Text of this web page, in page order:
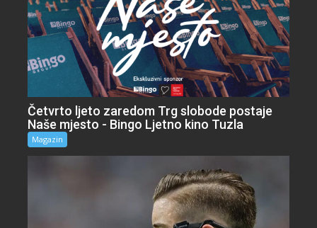
Četvrto ljeto zaredom Trg slobode postaje
Naše mjesto - Bingo Ljetno kino Tuzla
Magazin